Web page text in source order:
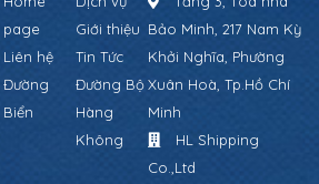
page
Giới thiệu
Liên hệ
Tin Tức
Đường
Biển
Đường Bộ
Hàng
Không
Bảo Minh, 217 Nam Kỳ
Khởi Nghĩa, Phường
Xuân Hoà, Tp.Hồ Chí
Minh
HL Shipping
Co.,Ltd